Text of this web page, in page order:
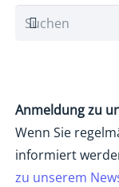
Anmeldung zu
Wenn Sie
informiert
zu unserem